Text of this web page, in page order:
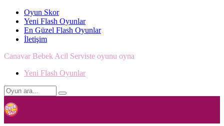
Oyun Skor
Yeni Flash Oyunlar
En Güzel Flash Oyunlar
İletişim
Canavar Bebek Acil Serviste oyunu oyna
Yeni Flash Oyunlar